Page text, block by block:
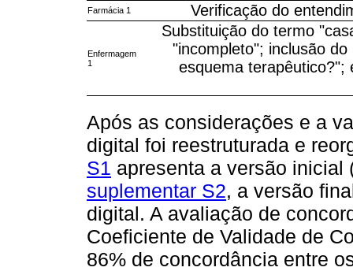
Farmácia 1 Verificação do
Enfermagem
1
Substituição do termo
"incompleto"; inclusão
esquema terapêutico?";
Após as considerações e a
digital foi reestruturada e
S1 apresenta a versão
suplementar S2, a versão
digital. A avaliação de
Coeficiente de Validade de
86% de concordância entre